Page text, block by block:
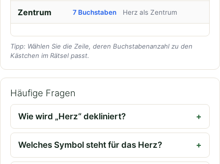
Zentrum 7 Buchstaben Herz als Zentrum
Tipp: Wählen Sie die Zeile, deren Buchstabenanzahl zu den
Kästchen im Rätsel passt.
Häufige Fragen
Wie wird „Herz“ dekliniert?
Welches Symbol steht für das Herz?